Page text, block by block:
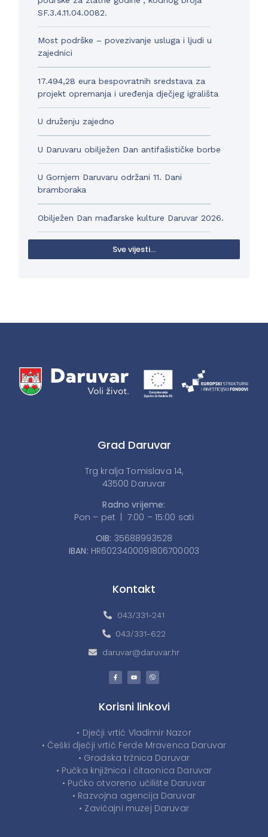
SF.3.4.11.04.0082.
Most podrške – povezivanje usluga i ljudi u
zajednici
17.494,28 eura bespovratnih sredstava za
projekt opremanja i uređenja dječjeg igrališta
U druženju zajedno
U Daruvaru obilježen Dan antifašističke borbe
U Gornjem Daruvaru održani 11. Dani
bramboraka
Obilježen Dan mađarske kulture Daruvar 2026.
Sve vijesti...
Grad Daruvar
Trg kralja Tomislava 14,
43500 Daruvar
Radno vrijeme:
Pon – pet | 7:00 – 15:00 sati
OIB: 35688993528
IBAN: HR6023400091806700003
Kontakt
043/331-241
043/331-622
daruvar@daruvar.hr
Korisni linkovi
• Dječji vrtić Vladimir Nazor
• Češki dječji vrtić Ferde Mravenca Daruvar
• Gradska tržnica Daruvar
• Pučka knjižnica i čitaonica Daruvar
• Pučko otvoreno učilište Daruvar
• Razvojna agencija Daruvar
• Zavičajni muzej Daruvar